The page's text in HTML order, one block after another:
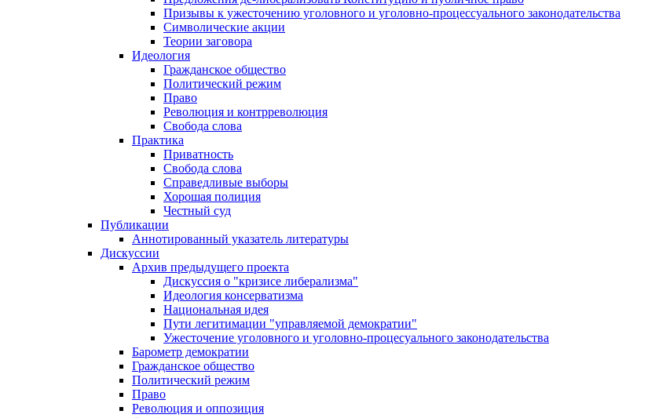
Призывы к ужесточению уголовного и уголовно-процессуального законодательства
Символические акции
Теории заговора
Идеология
Гражданское общество
Политический режим
Право
Революция и контрреволюция
Свобода слова
Практика
Приватность
Свобода слова
Справедливые выборы
Хорошая полиция
Честный суд
Публикации
Аннотированный указатель литературы
Дискуссии
Архив предыдущего проекта
Дискуссия о "кризисе либерализма"
Идеология консерватизма
Национальная идея
Пути легитимации "управляемой демократии"
Ужесточение уголовного и уголовно-процесуального законодательства
Барометр демократии
Гражданское общество
Политический режим
Право
Революция и оппозиция